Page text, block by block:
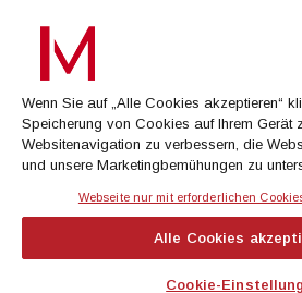
© Cachalot Media House GmbH -
AGB
Datenschutz
Kontakt
Impressum
Wenn Sie auf „Alle Cookies akzeptieren“
Speicherung von Cookies auf Ihrem Gerät
Websitenavigation zu verbessern, die
und unsere Marketingbemühungen zu
Webseite nur mit erforderlichen
Alle Cookies
Cookie-